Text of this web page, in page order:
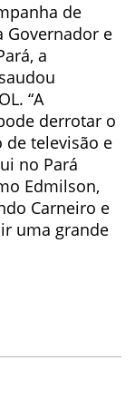
de
Governador e
a
“A
derrotar o
televisão e
no Pará
Edmilson,
Carneiro e
uma grande